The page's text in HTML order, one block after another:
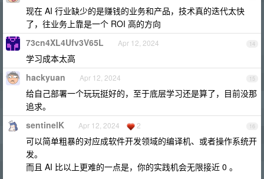
现在 AI 行业缺少的是赚钱的业务和产品，技术真的迭代太快
了，往业务上靠是一个 ROI 高的方向
14
73cn4XL4Ufv3V65L Apr 12, 2024
学习成本太高
15
hackyuan Apr 12, 2024
给自己部署一个玩玩挺好的，至于底层学习还是算了，目前没那
追求。
16
sentinelK Apr 12, 2024 2
可以简单粗暴的对应成软件开发领域的编译机、或者操作系统开
发。
而且 AI 比以上更难的一点是，你的实践机会无限接近 0 。